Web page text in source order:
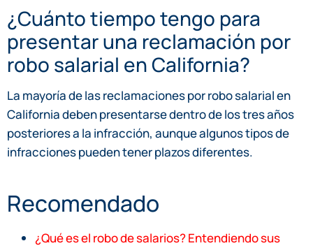
¿Cuánto tiempo tengo para
presentar una reclamación por
robo salarial en California?
La mayoría de las reclamaciones por robo salarial en
California deben presentarse dentro de los tres años
posteriores a la infracción, aunque algunos tipos de
infracciones pueden tener plazos diferentes.
Recomendado
¿Qué es el robo de salarios? Entendiendo sus